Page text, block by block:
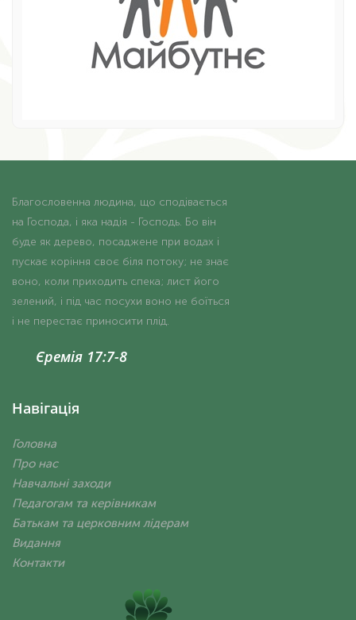
Благословенна людина, що сподівається
на Господа, і яка надія - Господь. Бо він
буде як дерево, посаджене при водах і
пускає коріння своє біля потоку; не знає
воно, коли приходить спека; лист його
зелений, і під час посухи воно не боїться
і не перестає приносити плід.
Єремія 17:7-8
Навігація
Головна
Про нас
Навчальні заходи
Педагогам та керівникам
Батькам та церковним лідерам
Видання
Контакти